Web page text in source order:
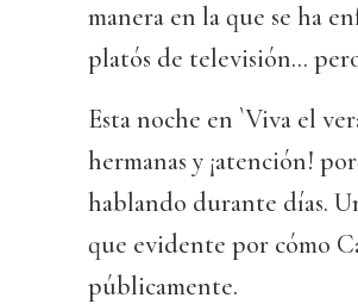
manera en la que se ha
platós de televisión...
Esta noche en `Viva el
hermanas y ¡atención!
hablando durante días.
que evidente por cómo
públicamente.